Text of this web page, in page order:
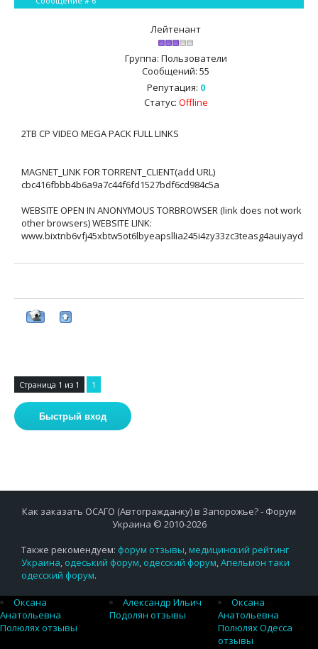
Лейтенант
Группа: Пользователи
Сообщений: 55
Репутация: 0
Статус: Offline
2TB CP VIDEO MEGA PACK FULL LINKS
MAGNET_LINK FOR TORRENT_CLIENT(add URL)
cbc416fbbb4b6a9a7c44f6fd1527bdf6cd984c5a
WEBSITE OPEN IN ANONYMOUS TORBROWSER (link does not work in
other browsers) WEBSITE LINK:
Страница 1 из 1 1
Как заказать ОСАГО (Автогражданку) в Запорожье? - Форум
Украина © 2010-2026
Также рекомендуем: форум отзывы,медицинский рейтинг
Украина, одеський форум, одесский форум,Апельмон таки
одесский форум.
Оксана
Анатольевна
Полюлях отзывы
Александр Ильич
Подолян отзывы
Оксана
Анатольевна
Полюлях Одесса
отзывы